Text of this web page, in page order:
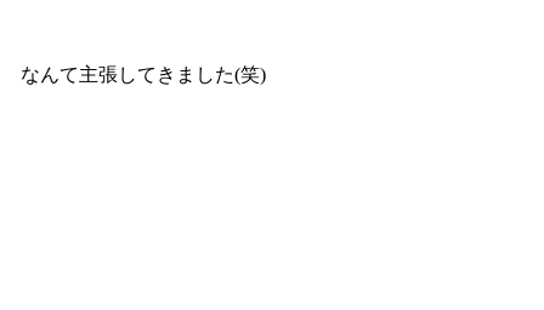
なんて主張してきました(笑)